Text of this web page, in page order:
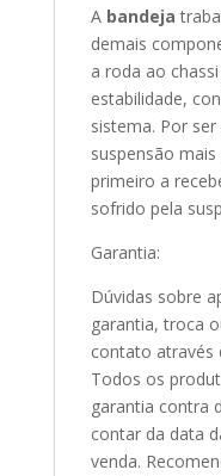
A bandeja
demais
a roda ao
estabilidade,
sistema. Por
suspensão
primeiro a
sofrido pela
Garantia:
Dúvidas sobre
garantia, troca
contato através
Todos os
garantia contra
contar da data
venda.